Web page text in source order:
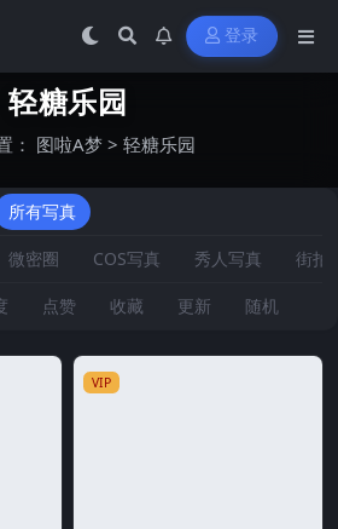
登录
轻糖乐园
： 图啦A梦> 轻糖乐园
所有写真
微密圈 COS写真 秀人写真 街拍
点赞 收藏 更新 随机
VIP